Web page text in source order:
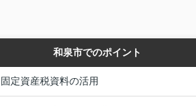
和泉市でのポイント
固定資産税資料の活用